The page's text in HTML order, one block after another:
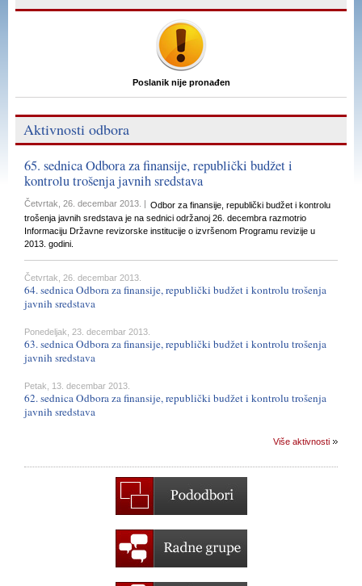
Poslanik nije pronađen
Aktivnosti odbora
65. sednica Odbora za finansije, republički budžet i
kontrolu trošenja javnih sredstava
Četvrtak, 26. decembar 2013. | Odbor za finansije, republički budžet i kontrolu
trošenja javnih sredstava je na sednici održanoj 26. decembra razmotrio
Informaciju Državne revizorske institucije o izvršenom Programu revizije u
2013. godini.
Četvrtak, 26. decembar 2013.
64. sednica Odbora za finansije, republički budžet i kontrolu trošenja
javnih sredstava
Ponedeljak, 23. decembar 2013.
63. sednica Odbora za finansije, republički budžet i kontrolu trošenja
javnih sredstava
Petak, 13. decembar 2013.
62. sednica Odbora za finansije, republički budžet i kontrolu trošenja
javnih sredstava
Više aktivnosti